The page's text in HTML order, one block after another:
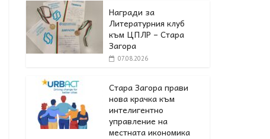
Награди за
Литературния клуб
към ЦПЛР – Стара
Загора
07.08.2026
Стара Загора прави
нова крачка към
интелигентно
управление на
местната икономика